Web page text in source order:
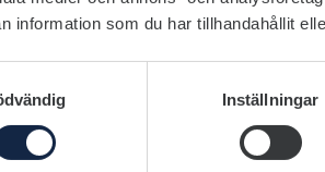
information som du har tillhandahållit
Inställningar